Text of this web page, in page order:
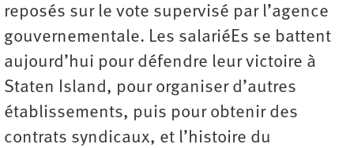
reposés sur le vote supervisé par l’agence
gouvernementale. Les salariéEs se battent
aujourd’hui pour défendre leur victoire à
Staten Island, pour organiser d’autres
établissements, puis pour obtenir des
contrats syndicaux, et l’histoire du